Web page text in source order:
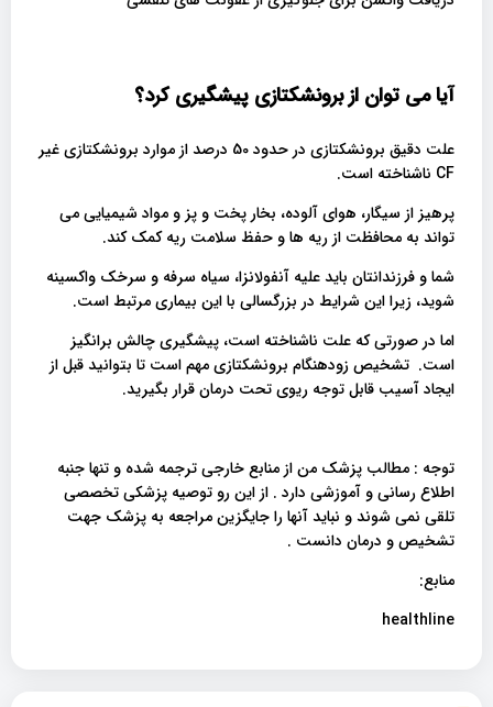
آیا می توان از برونشکتازی پیشگیری کرد؟
علت دقیق برونشکتازی در حدود 50 درصد از موارد برونشکتازی غیر
CF ناشناخته است.
پرهیز از سیگار، هوای آلوده، بخار پخت و پز و مواد شیمیایی می
تواند به محافظت از ریه ها و حفظ سلامت ریه کمک کند.
شما و فرزندانتان باید علیه آنفولانزا، سیاه سرفه و سرخک واکسینه
شوید، زیرا این شرایط در بزرگسالی با این بیماری مرتبط است.
اما در صورتی که علت ناشناخته است، پیشگیری چالش برانگیز
است. تشخیص زودهنگام برونشکتازی مهم است تا بتوانید قبل از
ایجاد آسیب قابل توجه ریوی تحت درمان قرار بگیرید.
توجه : مطالب پزشک من از منابع خارجی ترجمه شده و تنها جنبه
اطلاع رسانی و آموزشی دارد . از این رو توصیه پزشکی تخصصی
تلقی نمی شوند و نباید آنها را جایگزین مراجعه به پزشک جهت
تشخیص و درمان دانست .
منابع:
healthline